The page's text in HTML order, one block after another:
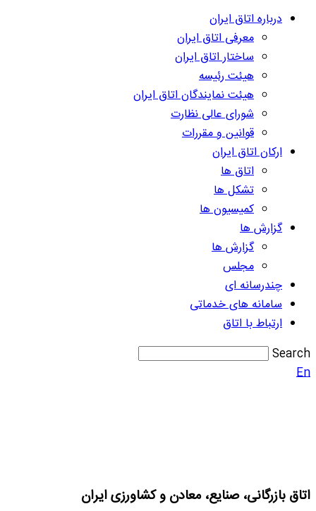
درباره اتاق ایران
معرفی اتاق ایران
ساختار اتاق ایران
هیئت رئیسه
هیئت نمایندگان اتاق ایران
شورای عالی نظارت
قوانین و مقررات
ارکان اتاق ایران
اتاق ها
تشکل ها
کمیسیون ها
گزارش ها
گزارش ها
مجلس
چندرسانه ای
سامانه های خدماتی
ارتباط با اتاق
Search
En
اتاق بازرگانی، صنایع، معادن و کشاورزی ایران